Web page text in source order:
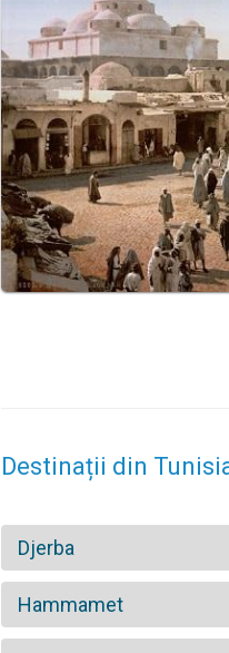
Destinații din
Djerba
Hammamet